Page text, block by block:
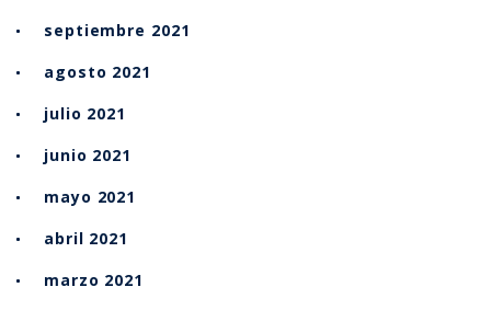
septiembre 2021
agosto 2021
julio 2021
junio 2021
mayo 2021
abril 2021
marzo 2021